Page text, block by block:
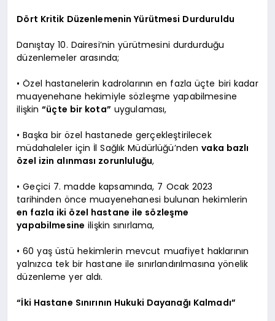
Dört Kritik Düzenlemenin Yürütmesi Durduruldu
Danıştay 10. Dairesi’nin yürütmesini durdurduğu
düzenlemeler arasında;
• Özel hastanelerin kadrolarının en fazla üçte biri kadar
muayenehane hekimiyle sözleşme yapabilmesine
ilişkin“üçte bir kota” uygulaması,
• Başka bir özel hastanede gerçekleştirilecek
müdahaleler için İl Sağlık Müdürlüğü’ndenvaka bazlı
özel izin alınması zorunluluğu,
• Geçici 7. madde kapsamında, 7 Ocak 2023
tarihinden önce muayenehanesi bulunan hekimlerin
en fazla iki özel hastane ile sözleşme
yapabilmesine ilişkin sınırlama,
• 60 yaş üstü hekimlerin mevcut muafiyet haklarının
yalnızca tek bir hastane ile sınırlandırılmasına yönelik
düzenleme yer aldı.
“İki Hastane Sınırının Hukuki Dayanağı Kalmadı”